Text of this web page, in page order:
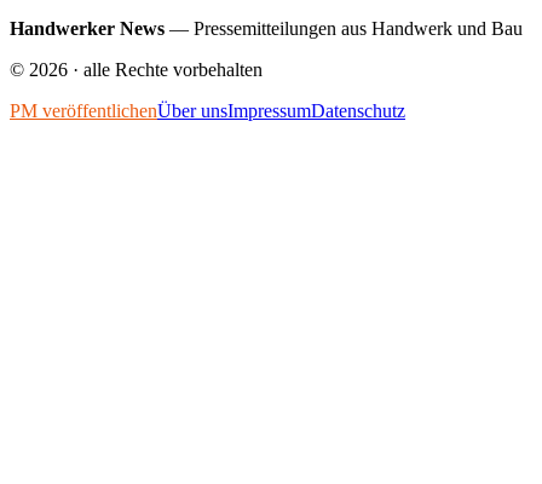
Handwerker News — Pressemitteilungen aus Handwerk und Bau
© 2026 · alle Rechte vorbehalten
PM veröffentlichenÜber unsImpressumDatenschutz